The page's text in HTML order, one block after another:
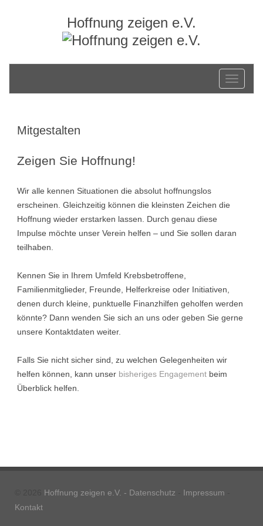
Hoffnung zeigen e.V.
Toggle
Mitgestalten
Zeigen Sie Hoffnung!
Wir alle kennen Situationen die absolut hoffnungslos
erscheinen. Gleichzeitig können die kleinsten Zeichen die
Hoffnung wieder erstarken lassen. Durch genau diese
Impulse möchte unser Verein helfen – und Sie sollen daran
teilhaben.
Kennen Sie in Ihrem Umfeld Krebsbetroffene,
Familienmitglieder, Freunde, Helferkreise oder Initiativen,
denen durch kleine, punktuelle Finanzhilfen geholfen werden
könnte? Dann wenden Sie sich an uns oder geben Sie gerne
unsere Kontaktdaten weiter.
Falls Sie nicht sicher sind, zu welchen Gelegenheiten wir
helfen können, kann unser bisheriges Engagement beim
Überblick helfen.
Hoffnung zeigen e.V. - Datenschutz Impressum
Kontakt